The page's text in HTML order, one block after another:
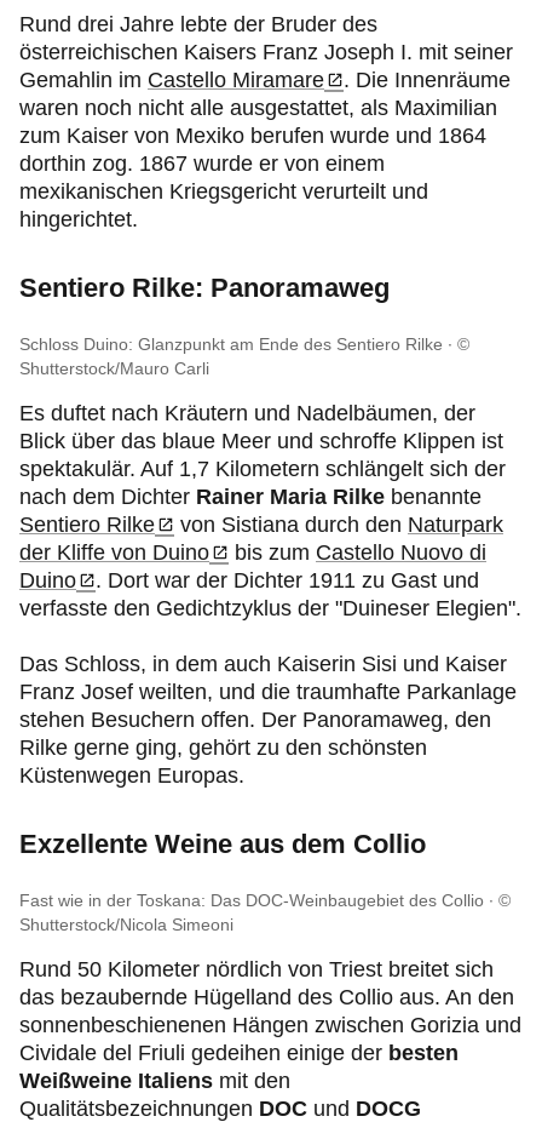
Rund drei Jahre lebte der Bruder des
österreichischen Kaisers Franz Joseph I. mit seiner
Gemahlin im Castello Miramare
. Die Innenräume
waren noch nicht alle ausgestattet, als Maximilian
zum Kaiser von Mexiko berufen wurde und 1864
dorthin zog. 1867 wurde er von einem
mexikanischen Kriegsgericht verurteilt und
hingerichtet.
Sentiero Rilke: Panoramaweg
Schloss Duino: Glanzpunkt am Ende des Sentiero Rilke
©
Shutterstock/Mauro Carli
Es duftet nach Kräutern und Nadelbäumen, der
Blick über das blaue Meer und schroffe Klippen ist
spektakulär. Auf 1,7 Kilometern schlängelt sich der
nach dem Dichter Rainer Maria Rilke benannte
Sentiero Rilke
von Sistiana durch den Naturpark
der Kliffe von Duino
bis zum Castello Nuovo di
Duino
. Dort war der Dichter 1911 zu Gast und
verfasste den Gedichtzyklus der "Duineser Elegien".
Das Schloss, in dem auch Kaiserin Sisi und Kaiser
Franz Josef weilten, und die traumhafte Parkanlage
stehen Besuchern offen. Der Panoramaweg, den
Rilke gerne ging, gehört zu den schönsten
Küstenwegen Europas.
Exzellente Weine aus dem Collio
Fast wie in der Toskana: Das DOC-Weinbaugebiet des Collio
©
Shutterstock/Nicola Simeoni
Rund 50 Kilometer nördlich von Triest breitet sich
das bezaubernde Hügelland des Collio aus. An den
sonnenbeschienenen Hängen zwischen Gorizia und
Cividale del Friuli gedeihen einige der besten
Weißweine Italiens mit den
Qualitätsbezeichnungen DOC und DOCG